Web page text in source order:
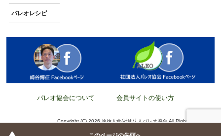
パレオレシピ
パレオ協会について 会員サイトの使い方
Copyright (C) 2026 原始人食/社団法人パレオ協会 All Rights Reserved.